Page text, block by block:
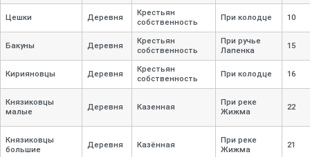
Цешки Деревня
Крестьян
собственность
При колодце 10
Бакуны Деревня
Крестьян
собственность
При ручье
Лапенка
15
Кирияновцы Деревня
Крестьян
собственность
При колодце 16
Князиковцы
малые
Деревня Казенная
При реке
Жижма
22
Князиковцы
большие
Деревня Казённая
При реке
Жижма
21